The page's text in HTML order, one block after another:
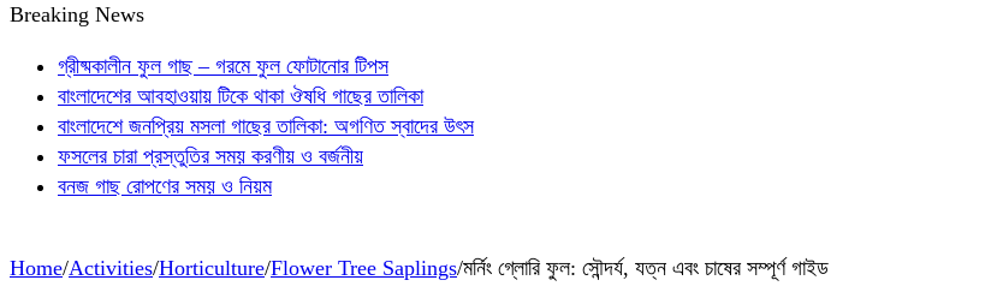
Breaking News
গ্রীষ্মকালীন ফুল গাছ – গরমে ফুল ফোটানোর টিপস
বাংলাদেশের আবহাওয়ায় টিকে থাকা ঔষধি গাছের তালিকা
বাংলাদেশে জনপ্রিয় মসলা গাছের তালিকা: অগণিত স্বাদের উৎস
ফসলের চারা প্রস্তুতির সময় করণীয় ও বর্জনীয়
বনজ গাছ রোপণের সময় ও নিয়ম
Home/Activities/Horticulture/Flower Tree Saplings/মর্নিং গ্লোরি ফুল: সৌন্দর্য, যত্ন এবং চাষের সম্পূর্ণ গাইড